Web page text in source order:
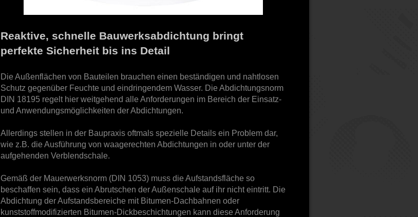
Reaktive, schnelle Bauwerksabdichtung bringt
perfekte Sicherheit bis ins Detail
Die Außenflächen von Bauteilen brauchen einen beständigen und nahtlosen
Schutz gegenüber Feuchte und eindringendem Wasser. Die Abdichtungsnorm
DIN 18195 regelt hier weitgehend alle Anforderungen im Bereich der Einsatz-
und Anwendungsmöglichkeiten der Abdichtungen.
Allerdings stellen in der Baupraxis oftmals spezielle Details ein Problem dar,
wie z.B. die Ausführung von waagerechten Abdichtungen in oder unter der
aufgehenden Verblendschale.
Gemäß der Mauerwerksnorm (DIN 1053) muss die Aufstandsfläche so
beschaffen sein, dass ein Abrutschen der Außenschale auf ihr nicht eintritt. Die
Abdichtung der Aufstandsbereiche mit Bitumen-Dachbahnen oder
kunststoffmodifizierten Bitumen-Dickbeschichtungen kann diese Anforderung